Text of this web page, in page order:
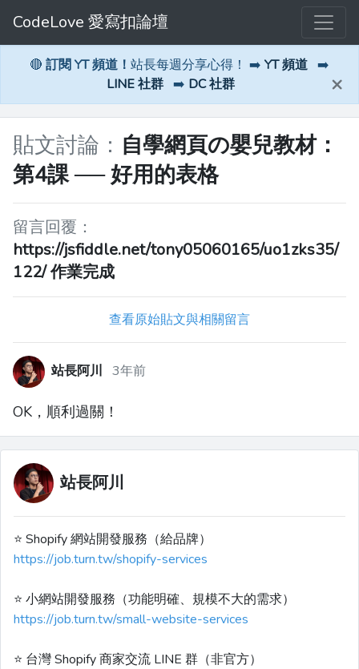
CodeLove 愛寫扣論壇
🔴 訂閱 YT 頻道！ 站長每週分享心得！ ➡️ YT 頻道 ➡️
LINE 社群 ➡️ DC 社群 ×
貼文討論： 自學網頁の嬰兒教材：
第4課 ── 好用的表格
留言回覆：
https://jsfiddle.net/tony05060165/uo1zks35/
122/ 作業完成
查看原始貼文與相關留言
站長阿川 3年前
OK，順利過關！
站長阿川
⭐️ Shopify 網站開發服務（給品牌）
https://job.turn.tw/shopify-services
⭐️ 小網站開發服務（功能明確、規模不大的需求）
https://job.turn.tw/small-website-services
⭐️ 台灣 Shopify 商家交流 LINE 群（非官方）